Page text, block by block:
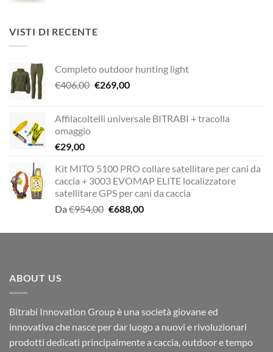
era:
€12,00.
VISTI DI RECENTE
Completo outdoor hunting light
€406,00 Il
era:
€269,00Il
è:
Affilacoltelli universale BITRABI + tracolla
omaggio
€29,00
Kit MITO 5100 PRO collare satellitare per cani da
caccia + 3003 EVOMAP ELITE localizzatore
satellitare GPS per cani da caccia
Da €954,00 Il
originale
€688,00Il
attuale
ABOUT US
Bitrabi Innovation Group è una società giovane ed
innovativa che nasce per dar luogo a nuovi e rivoluzionari
prodotti dedicati principalmente a caccia, outdoor e tempo